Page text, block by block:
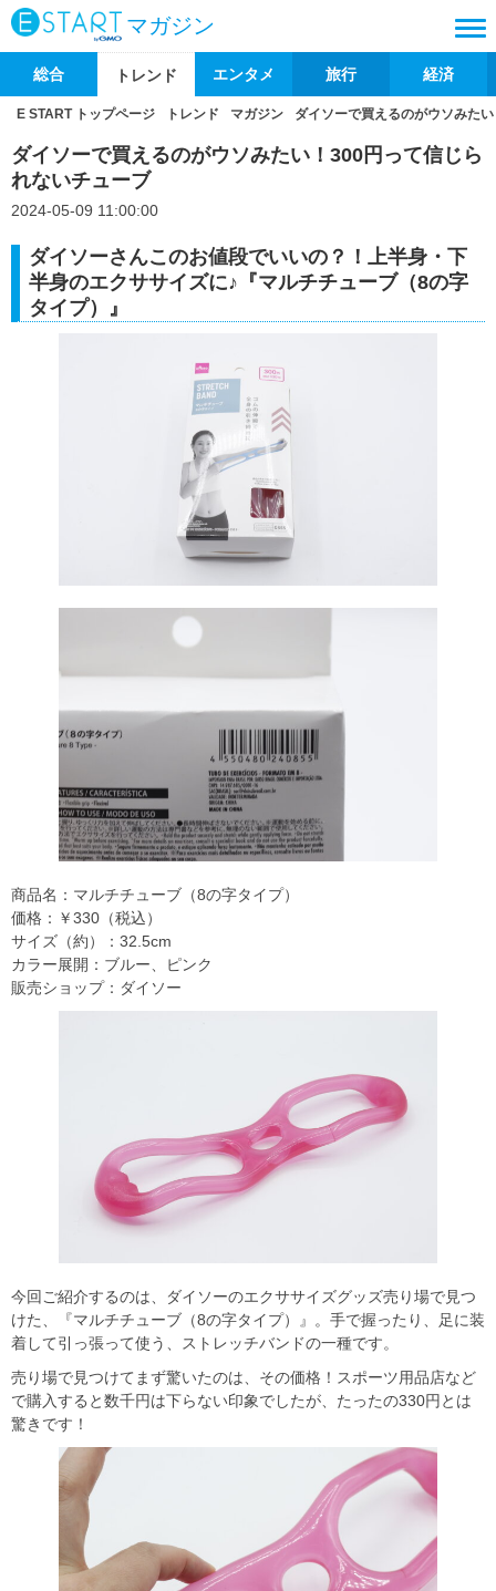
マガジン
総合 トレンド エンタメ 旅行 経済
E START トップページ トレンド マガジン ダイソーで買えるのがウソみた
ダイソーで買えるのがウソみたい！300円って信じら
れないチューブ
2024-05-09 11:00:00
ダイソーさんこのお値段でいいの？！上半身・下
半身のエクササイズに♪『マルチチューブ（8の字
タイプ）』
商品名：マルチチューブ（8の字タイプ）
価格：￥330（税込）
サイズ（約）：32.5cm
カラー展開：ブルー、ピンク
販売ショップ：ダイソー
今回ご紹介するのは、ダイソーのエクササイズグッズ売り場で見つ
けた、『マルチチューブ（8の字タイプ）』。手で握ったり、足に装
着して引っ張って使う、ストレッチバンドの一種です。
売り場で見つけてまず驚いたのは、その価格！スポーツ用品店など
で購入すると数千円は下らない印象でしたが、たったの330円とは
驚きです！